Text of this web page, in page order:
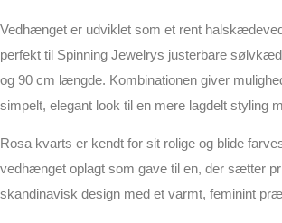
Vedhænget er udviklet som et rent
perfekt til Spinning Jewelrys justerbare
og 90 cm længde. Kombinationen giver
simpelt, elegant look til en mere lagdelt styling
Rosa kvarts er kendt for sit rolige og blide
vedhænget oplagt som gave til en, der sætter
skandinavisk design med et varmt, feminint